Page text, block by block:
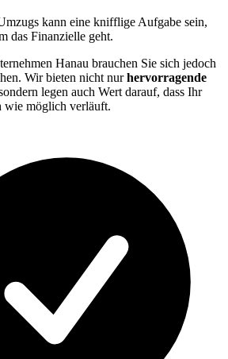
kann eine knifflige Aufgabe sein,
das Finanzielle geht.
Hanau brauchen Sie sich jedoch
Wir bieten nicht nurhervorragende
legen auch Wert darauf, dass Ihr
wie möglich verläuft.